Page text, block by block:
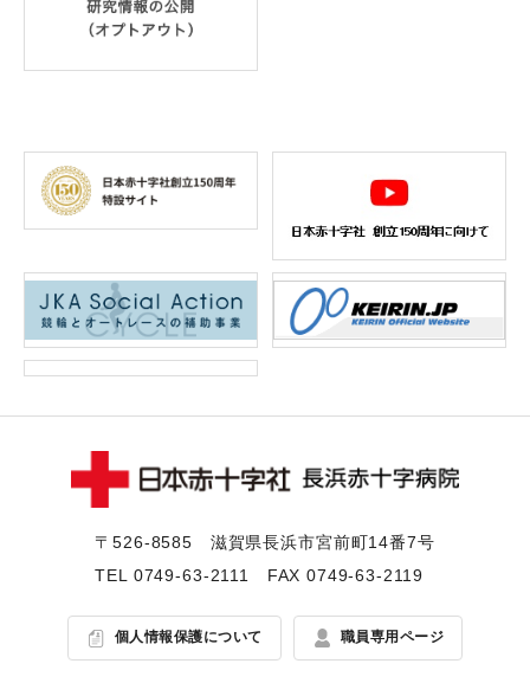
〒526-8585 滋賀県⻑浜市宮前町14番7号
TEL 0749-63-2111 FAX 0749-63-2119
個人情報保護について 職員専用ページ